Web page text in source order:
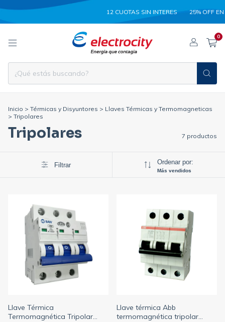
12 CUOTAS SIN INTERES 25% OFF EN
0
Inicio > Térmicas y Disyuntores > Llaves Térmicas y Termomagneticas
> Tripolares
Tripolares 7 productos
Filtrar Ordenar por:
Más vendidos
Llave Térmica
Termomagnética Tripolar
Llave térmica Abb
termomagnética tripolar